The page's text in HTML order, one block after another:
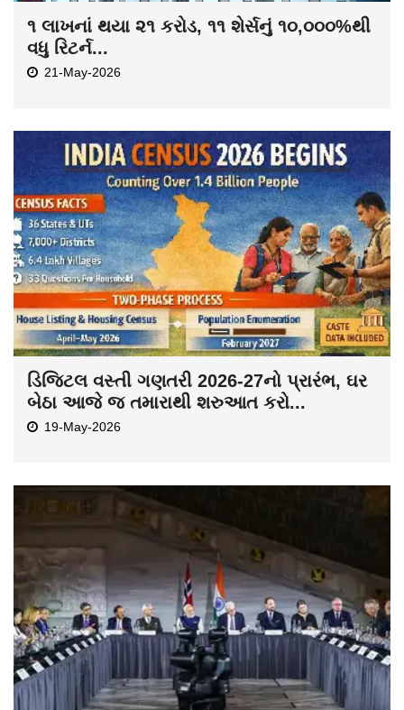
૧ લાખનાં થયા ૨૧ કરોડ, ૧૧ શેર્સનું ૧૦,૦૦૦%થી
વધુ રિટર્ન...
21-May-2026
ડિજિટલ વસ્તી ગણતરી 2026-27નો પ્રારંભ, ઘર
બેઠા આજે જ તમારાથી શરુઆત કરો...
19-May-2026